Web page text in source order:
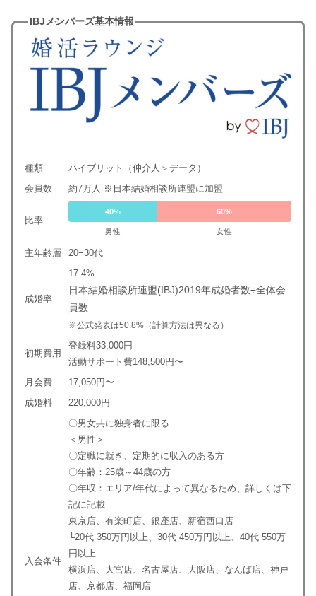
IBJメンバーズ基本情報
種類
ハイブリット（仲介人＞データ）
会員数
約7万人 ※日本結婚相談所連盟に加盟
比率
40%
男性
60%
女性
主年齢層 20−30代
成婚率
17.4%
日本結婚相談所連盟(IBJ)2019年成婚者数÷全体会
員数
※公式発表は50.8%（計算方法は異なる）
初期費用
登録料33,000円
活動サポート費148,500円〜
月会費
17,050円〜
成婚料
220,000円
入会条件
〇男女共に独身者に限る
＜男性＞
〇定職に就き、定期的に収入のある方
〇年齢：25歳～44歳の方
〇年収：エリア/年代によって異なるため、詳しくは下
記に記載
東京店、有楽町店、銀座店、新宿西口店
└20代 350万円以上、30代 450万円以上、40代 550万
円以上
横浜店、大宮店、名古屋店、大阪店、なんば店、神戸
店、京都店、福岡店